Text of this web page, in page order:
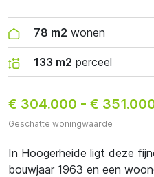
78 m2 wonen
133 m2 perceel
€ 304.000 - €
Geschatte woningwaarde
In Hoogerheide ligt deze
bouwjaar 1963 en een